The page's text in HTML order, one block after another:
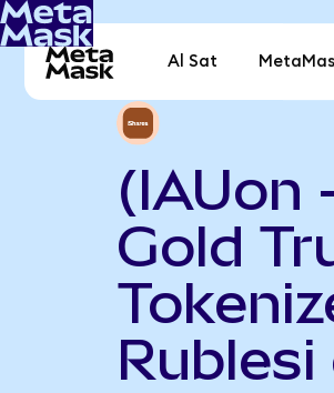
Al Sat
(IAUon
Gold